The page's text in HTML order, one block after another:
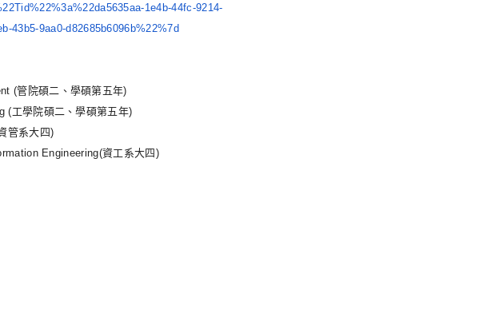
22da5635aa-1e4b-44fc-9214-
43b5-9aa0-d82685b6096b%22%7d
(管院碩二、學碩第五年)
(工學院碩二、學碩第五年)
管系大四)
Engineering(資工系大四)